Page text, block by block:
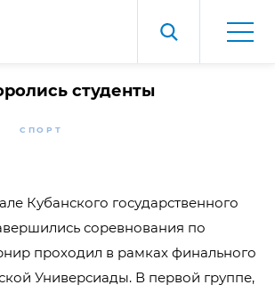
студенты
СПОРТ
Кубанского государственного
соревнования по
проходил в рамках финального
Универсиады. В первой группе,